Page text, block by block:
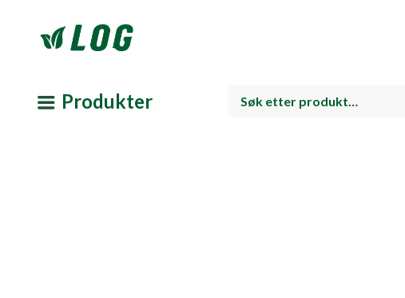
Produkter